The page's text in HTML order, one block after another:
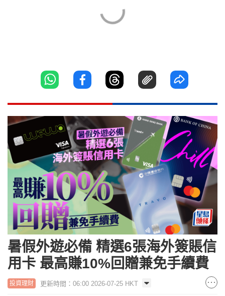
暑假外遊必備 精選6張海外簽賬信
用卡 最高賺10%回贈兼免手續費
投資理財 更新時間：06:00 2026-07-25 HKT